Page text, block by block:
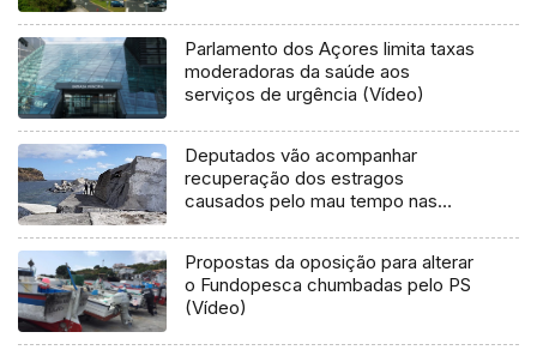
Parlamento dos Açores limita taxas
moderadoras da saúde aos
serviços de urgência (Vídeo)
Deputados vão acompanhar
recuperação dos estragos
causados pelo mau tempo nas
Propostas da oposição para alterar
o Fundopesca chumbadas pelo PS
(Vídeo)